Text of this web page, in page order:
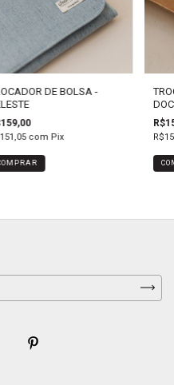
DE BOLSA -
com Pix